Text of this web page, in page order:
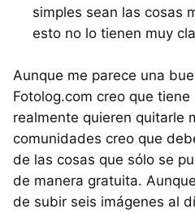
simples sean las cosas
esto no lo tienen muy
Aunque me parece una
Fotolog.com creo que
realmente quieren quitarle
comunidades creo que
de las cosas que sólo se
de manera gratuita.
de subir seis imágenes al